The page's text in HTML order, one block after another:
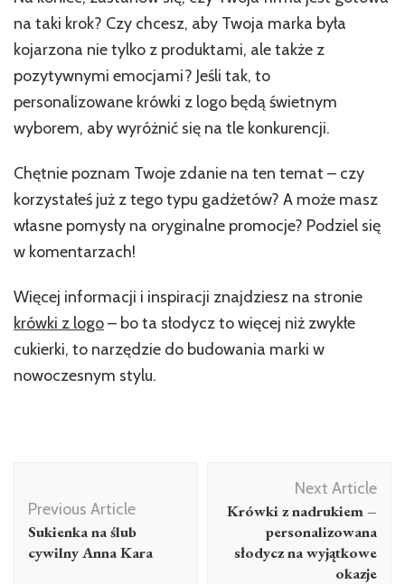
na taki krok? Czy chcesz, aby Twoja marka była
kojarzona nie tylko z produktami, ale także z
pozytywnymi emocjami? Jeśli tak, to
personalizowane krówki z logo będą świetnym
wyborem, aby wyróżnić się na tle konkurencji.
Chętnie poznam Twoje zdanie na ten temat – czy
korzystałeś już z tego typu gadżetów? A może masz
własne pomysły na oryginalne promocje? Podziel się
w komentarzach!
Więcej informacji i inspiracji znajdziesz na stronie
krówki z logo– bo ta słodycz to więcej niż zwykłe
cukierki, to narzędzie do budowania marki w
nowoczesnym stylu.
Navigation
Previous Article
Sukienka na ślub
cywilny Anna Kara
Next Article
Krówki z nadrukiem –
personalizowana
słodycz na wyjątkowe
okazje